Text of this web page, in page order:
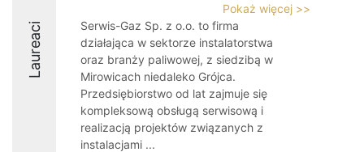
Laureaci
Pokaż więcej >>
Serwis-Gaz Sp. z o.o. to firma
działająca w sektorze instalatorstwa
oraz branży paliwowej, z siedzibą w
Mirowicach niedaleko Grójca.
Przedsiębiorstwo od lat zajmuje się
kompleksową obsługą serwisową i
realizacją projektów związanych z
instalacjami ...